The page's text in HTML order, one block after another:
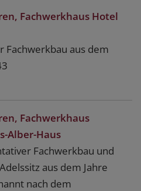
Fachwerkhaus Hotel
Fachwerkbau aus dem
Fachwerkhaus
Alber-Haus
Fachwerkbau und
aus dem Jahre
nach dem